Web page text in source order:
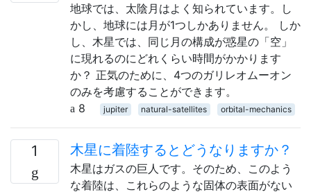
地球では、太陰月はよく知られています。し
かし、地球には月が1つしかありません。 しか
し、木星では、同じ月の構成が惑星の「空」
に現れるのにどれくらい時間がかかります
か？ 正気のために、4つのガリレオムーオン
のみを考慮することができます。
8
jupiter natural-satellites orbital-mechanics
1 木星に着陸するとどうなりますか？
木星はガスの巨人です。そのため、このよう
な着陸は、これらのような固体の表面がない